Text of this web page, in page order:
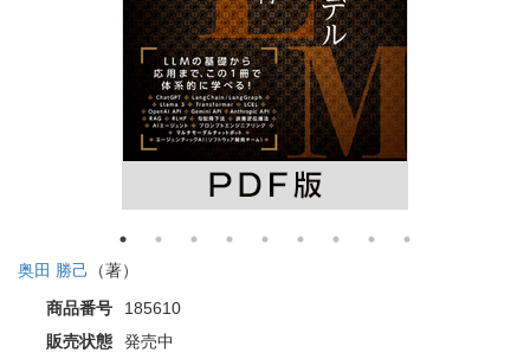
奥田 勝己 （著）
商品番号
185610
販売状態
発売中